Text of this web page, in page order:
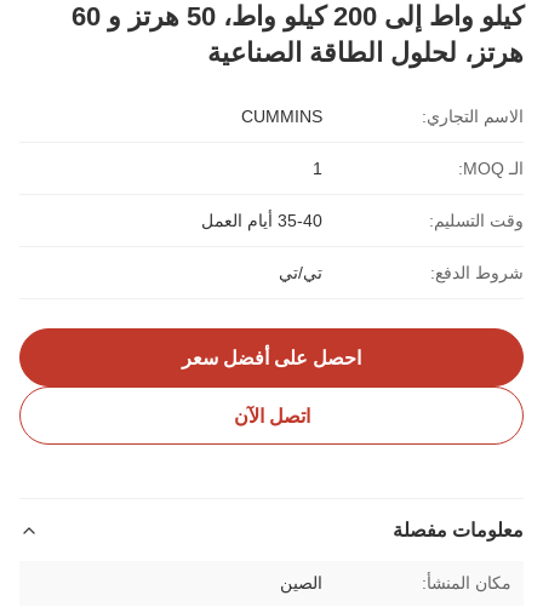
كيلو واط إلى 200 كيلو واط، 50 هرتز و 60
هرتز، لحلول الطاقة الصناعية
الاسم التجاري: CUMMINS
الـ MOQ: 1
وقت التسليم: 35-40 أيام العمل
شروط الدفع: تي/تي
احصل على أفضل سعر
اتصل الآن
معلومات مفصلة
مكان المنشأ: الصين